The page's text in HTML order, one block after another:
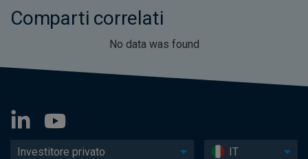
Comparti correlati
No data was found
Investitore privato IT